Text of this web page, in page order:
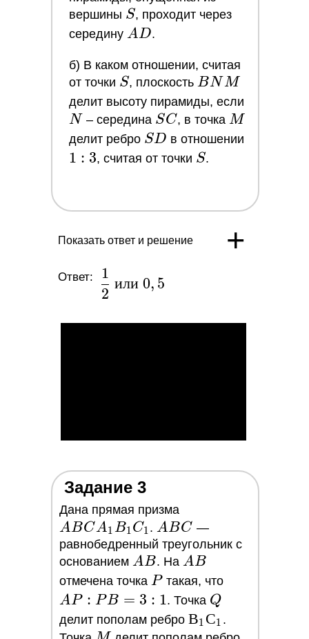
вершины S
S, проходит через
середину AD
AD.
б) В каком отношении, считая
от точки S
S, плоскостьBNM
BNM
делит высоту пирамиды, если
N – середина SC
SC, в точкаM
M
делит ребро SD
SD в отношении
1 : 3, считая от точки S
S.
Показать ответ и решение +
Ответ:
\dfrac{1}
{2}\
2
1
или 0, 5
Задание 3
Дана прямая призма
ABCA1B1C1.ABC
ABC —
равнобедренный треугольник с
основанием AB
AB. НаAB
AB
отмечена точка P
P такая, что
=
AP : PB = 3 : 1. Точка Q
Q
делит пополам ребро В_1С_1
В1 С1 .